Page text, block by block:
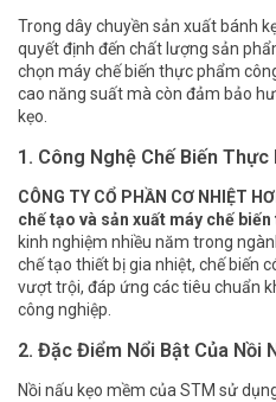
Trong dây chuyền sản xuất bánh
quyết định đến chất lượng sản
chọn máy chế biến thực phẩm
cao năng suất mà còn đảm bảo
kẹo.
1. Công Nghệ Chế Biến Thực
CÔNG TY CỔ PHẦN CƠ NHIỆT
chế tạo và sản xuất máy chế
kinh nghiệm nhiều năm trong
chế tạo thiết bị gia nhiệt, chế biến
vượt trội, đáp ứng các tiêu chuẩn
công nghiệp.
2. Đặc Điểm Nổi Bật Của Nồi
Nồi nấu kẹo mềm của STM sử